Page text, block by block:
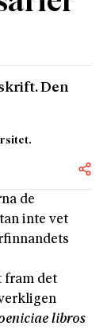
Den
de
inte vet
fram det
libros